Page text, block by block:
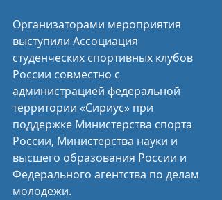
Организаторами мероприятия
выступили Ассоциация
студенческих спортивных клубов
России совместно с
администрацией федеральной
территории «Сириус» при
поддержке Министерства спорта
России, Министерства науки и
высшего образования России и
Федерального агентства по делам
молодежи.